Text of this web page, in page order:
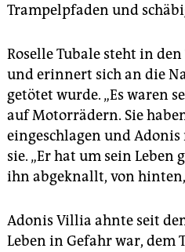
Trampelpfaden und
Roselle Tubale steht in
und erinnert sich an die
getötet wurde. „Es waren
auf Motorrädern. Sie
eingeschlagen und Adonis
sie. „Er hat um sein Leben
ihn abgeknallt, von
Adonis Villia ahnte seit
Leben in Gefahr war, dem